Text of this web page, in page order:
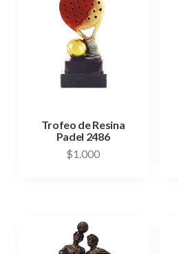
Trofeo de Resina
Padel 2486
$1.000